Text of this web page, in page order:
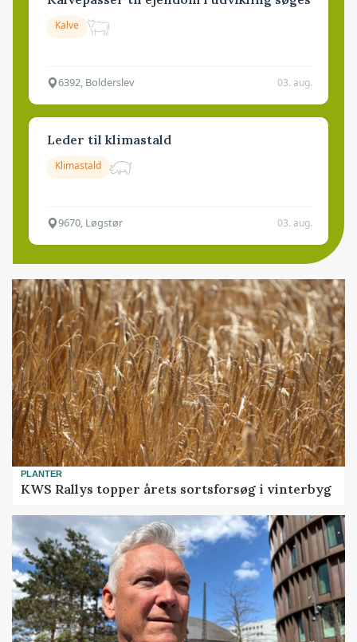
Kalve
6392, Bolderslev 03. aug.
Leder til klimastald
Klimastald
9670, Løgstør 03. aug.
PLANTER
KWS Rallys topper årets sortsforsøg i vinterbyg